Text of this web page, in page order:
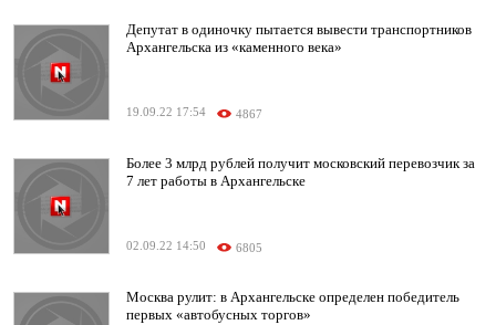
Депутат в одиночку пытается вывести транспортников
Архангельска из «каменного века»
19.09.22 17:54 4867
Более 3 млрд рублей получит московский перевозчик за
7 лет работы в Архангельске
02.09.22 14:50 6805
Москва рулит: в Архангельске определен победитель
первых «автобусных торгов»